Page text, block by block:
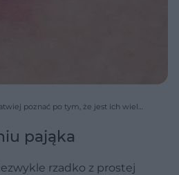
poznać po tym, że jest ich wiele
pająka
rzadko z prostej